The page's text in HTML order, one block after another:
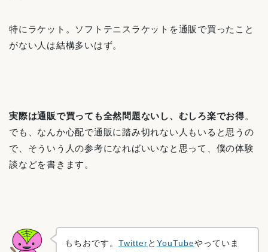
特にラケット。ソフトテニスラケットを通販で買ったこと
がない人は結構多いはず。
実際は通販で買っても全然問題ないし、むしろ楽でお得。
でも、なんか心配で通販に踏み切れない人もいると思うの
で、そういう人の参考になればいいなと思って、僕の体験
談などを書きます。
もちおです。 Twitterと YouTubeやっていま